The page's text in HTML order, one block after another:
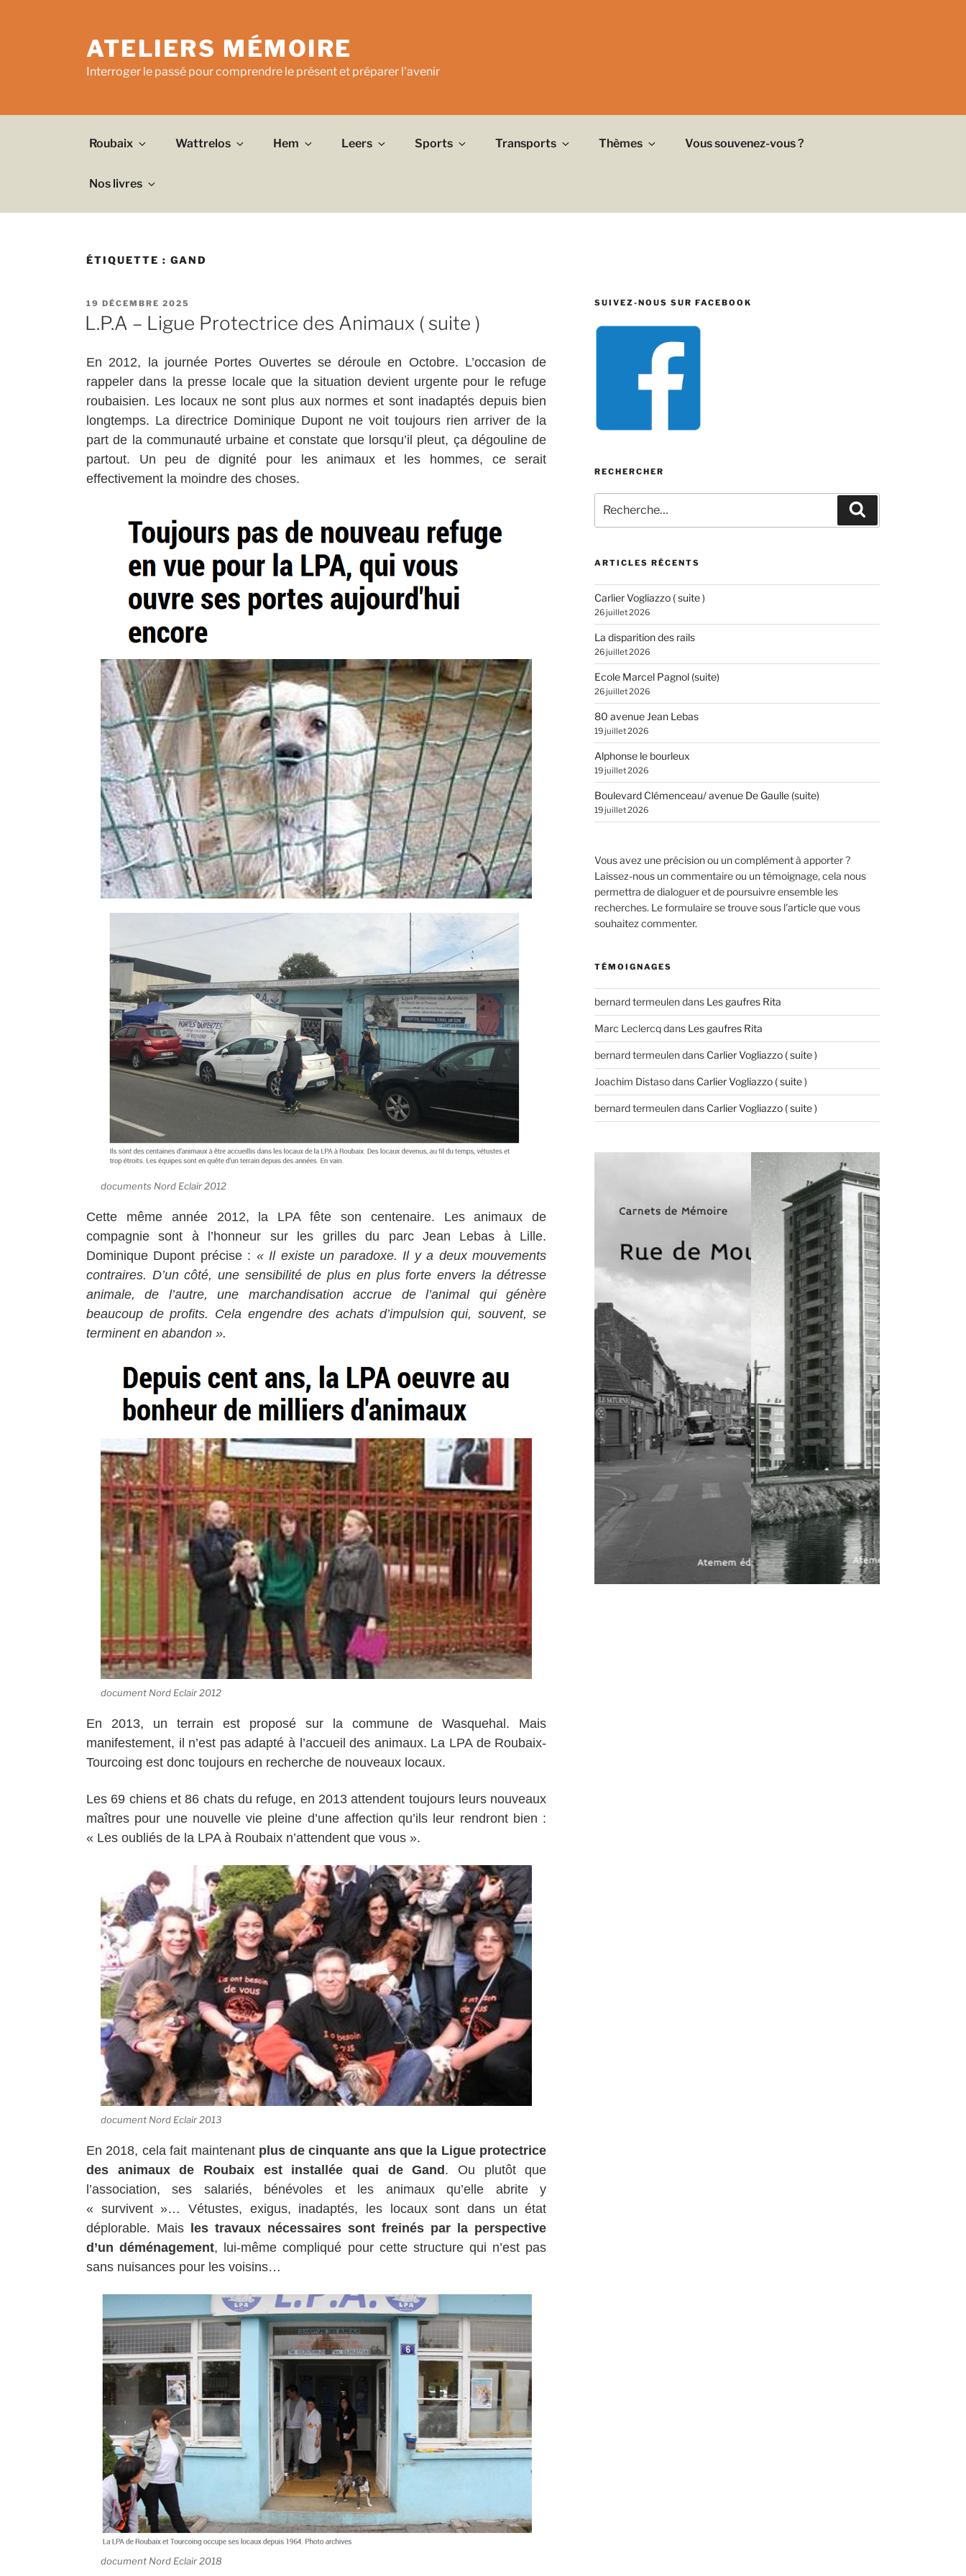
ATELIERS MÉMOIRE
Interroger le passé pour comprendre le présent et préparer l'avenir
Roubaix Wattrelos Hem Leers Sports Transports Thèmes Vous souvenez-vous ?
Nos livres
ÉTIQUETTE : GAND
PUBLIÉ
LE
19 DÉCEMBRE 2025
L.P.A – Ligue Protectrice des Animaux ( suite )
En 2012, la journée Portes Ouvertes se déroule en Octobre. L’occasion de
rappeler dans la presse locale que la situation devient urgente pour le refuge
roubaisien. Les locaux ne sont plus aux normes et sont inadaptés depuis bien
longtemps. La directrice Dominique Dupont ne voit toujours rien arriver de la
part de la communauté urbaine et constate que lorsqu’il pleut, ça dégouline de
partout. Un peu de dignité pour les animaux et les hommes, ce serait
effectivement la moindre des choses.
documents Nord Eclair 2012
Cette même année 2012, la LPA fête son centenaire. Les animaux de
compagnie sont à l’honneur sur les grilles du parc Jean Lebas à Lille.
Dominique Dupont précise : « Il existe un paradoxe. Il y a deux mouvements
contraires. D’un côté, une sensibilité de plus en plus forte envers la détresse
animale, de l’autre, une marchandisation accrue de l’animal qui génère
beaucoup de profits. Cela engendre des achats d’impulsion qui, souvent, se
terminent en abandon ».
document Nord Eclair 2012
En 2013, un terrain est proposé sur la commune de Wasquehal. Mais
manifestement, il n’est pas adapté à l’accueil des animaux. La LPA de Roubaix-
Tourcoing est donc toujours en recherche de nouveaux locaux.
Les 69 chiens et 86 chats du refuge, en 2013 attendent toujours leurs nouveaux
maîtres pour une nouvelle vie pleine d’une affection qu’ils leur rendront bien :
« Les oubliés de la LPA à Roubaix n’attendent que vous ».
document Nord Eclair 2013
En 2018, cela fait maintenant plus de cinquante ans que la Ligue protectrice
des animaux de Roubaix est installée quai de Gand. Ou plutôt que
l’association, ses salariés, bénévoles et les animaux qu’elle abrite y
« survivent »… Vétustes, exigus, inadaptés, les locaux sont dans un état
déplorable. Mais les travaux nécessaires sont freinés par la perspective
d’un déménagement, lui-même compliqué pour cette structure qui n’est pas
sans nuisances pour les voisins…
document Nord Eclair 2018
SUIVEZ-NOUS SUR FACEBOOK
RECHERCHER
pour
:
ARTICLES RÉCENTS
Carlier Vogliazzo ( suite )
26 juillet 2026
La disparition des rails
26 juillet 2026
Ecole Marcel Pagnol (suite)
26 juillet 2026
80 avenue Jean Lebas
19 juillet 2026
Alphonse le bourleux
19 juillet 2026
Boulevard Clémenceau/ avenue De Gaulle (suite)
19 juillet 2026
Vous avez une précision ou un complément à apporter ?
Laissez-nous un commentaire ou un témoignage, cela nous
permettra de dialoguer et de poursuivre ensemble les
recherches. Le formulaire se trouve sous l'article que vous
souhaitez commenter.
TÉMOIGNAGES
bernard termeulendans Les gaufres Rita
Marc Leclercqdans Les gaufres Rita
bernard termeulendans Carlier Vogliazzo ( suite )
Joachim Distasodans Carlier Vogliazzo ( suite )
bernard termeulendans Carlier Vogliazzo ( suite )